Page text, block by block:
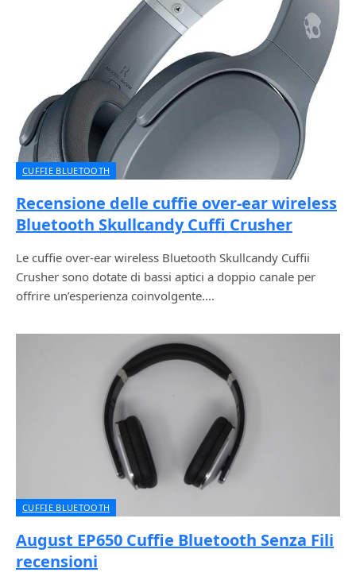
CUFFIE BLUETOOTH
Recensione delle cuffie over-ear wireless
Bluetooth Skullcandy Cuffi Crusher
Le cuffie over-ear wireless Bluetooth Skullcandy Cuffii
Crusher sono dotate di bassi aptici a doppio canale per
offrire un’esperienza coinvolgente.…
CUFFIE BLUETOOTH
August EP650 Cuffie Bluetooth Senza Fili
recensioni